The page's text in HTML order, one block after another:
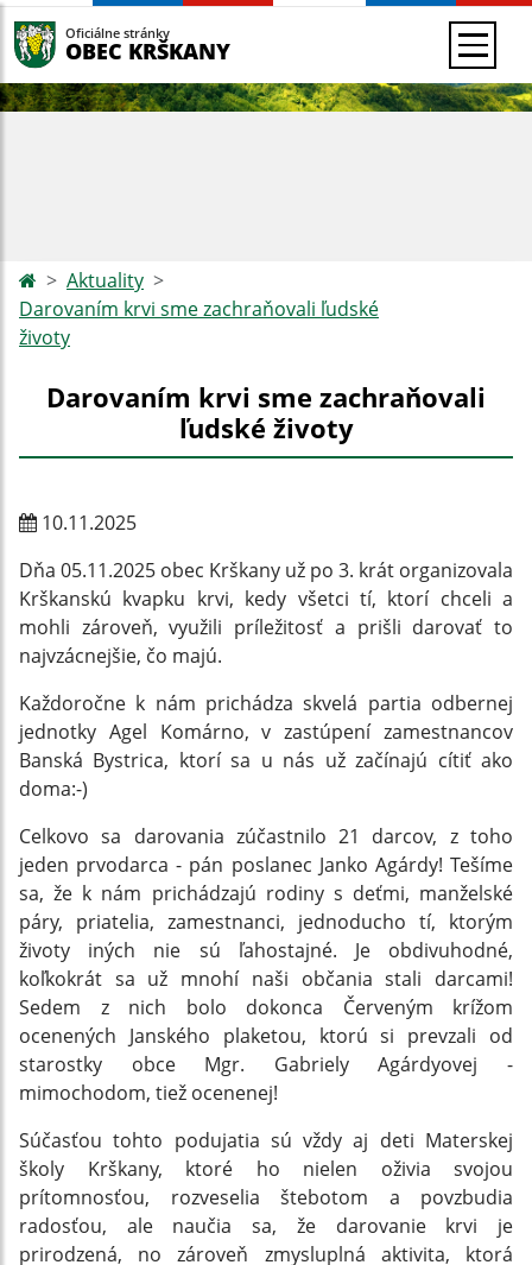
Oficiálne stránky
OBEC KRŠKANY
Aktuality
Darovaním krvi sme zachraňovali ľudské
životy
Darovaním krvi sme zachraňovali
ľudské životy
10.11.2025
Dňa 05.11.2025 obec Krškany už po 3. krát organizovala
Krškanskú kvapku krvi, kedy všetci tí, ktorí chceli a
mohli zároveň, využili príležitosť a prišli darovať to
najvzácnejšie, čo majú.
Každoročne k nám prichádza skvelá partia odbernej
jednotky Agel Komárno, v zastúpení zamestnancov
Banská Bystrica, ktorí sa u nás už začínajú cítiť ako
doma:-)
Celkovo sa darovania zúčastnilo 21 darcov, z toho
jeden prvodarca - pán poslanec Janko Agárdy! Tešíme
sa, že k nám prichádzajú rodiny s deťmi, manželské
páry, priatelia, zamestnanci, jednoducho tí, ktorým
životy iných nie sú ľahostajné. Je obdivuhodné,
koľkokrát sa už mnohí naši občania stali darcami!
Sedem z nich bolo dokonca Červeným krížom
ocenených Janského plaketou, ktorú si prevzali od
starostky obce Mgr. Gabriely Agárdyovej -
mimochodom, tiež ocenenej!
Súčasťou tohto podujatia sú vždy aj deti Materskej
školy Krškany, ktoré ho nielen oživia svojou
prítomnosťou, rozveselia štebotom a povzbudia
radosťou, ale naučia sa, že darovanie krvi je
prirodzená, no zároveň zmysluplná aktivita, ktorá